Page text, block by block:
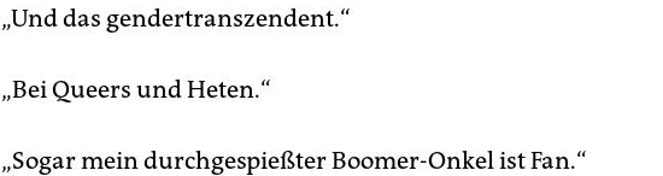
„Und das gendertranszendent.“
„Bei Queers und Heten.“
„Sogar mein durchgespießter Boomer-­Onkel ist Fan.“